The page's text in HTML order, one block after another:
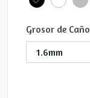
Grosor de Caño